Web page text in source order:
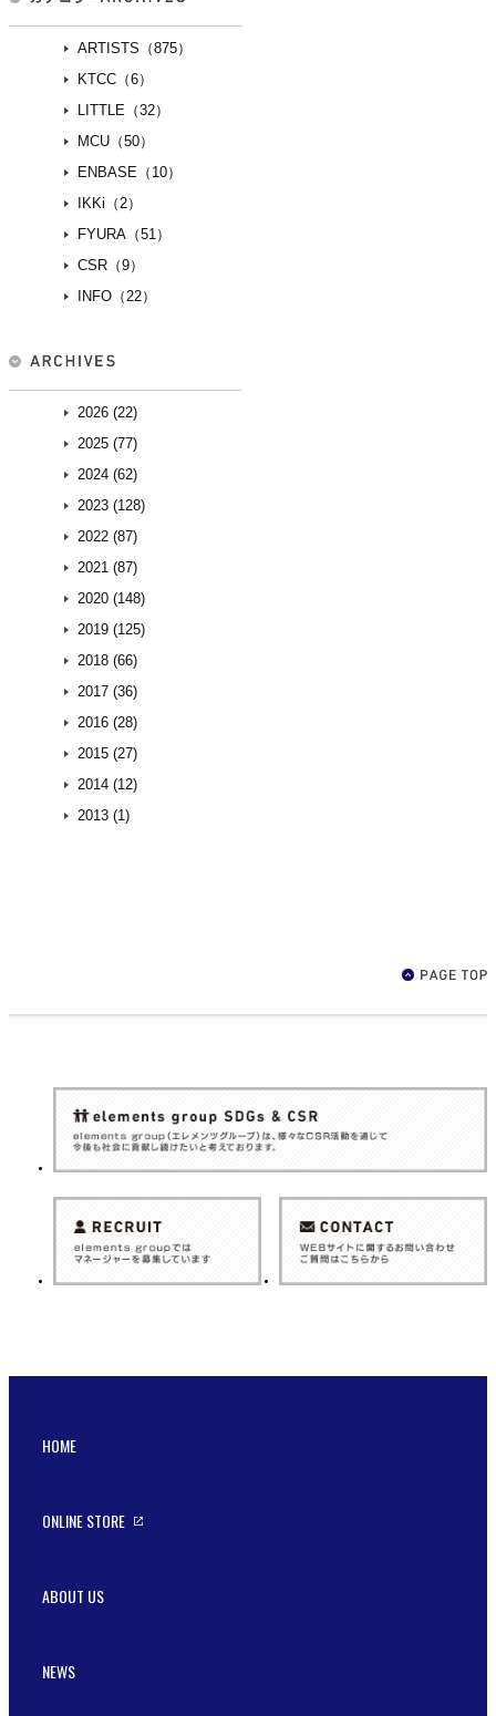
ARTISTS（875）
KTCC（6）
LITTLE（32）
MCU（50）
ENBASE（10）
IKKi（2）
FYURA（51）
CSR（9）
INFO（22）
2026 (22)
2025 (77)
2024 (62)
2023 (128)
2022 (87)
2021 (87)
2020 (148)
2019 (125)
2018 (66)
2017 (36)
2016 (28)
2015 (27)
2014 (12)
2013 (1)
HOME
ONLINE STORE
ABOUT US
NEWS